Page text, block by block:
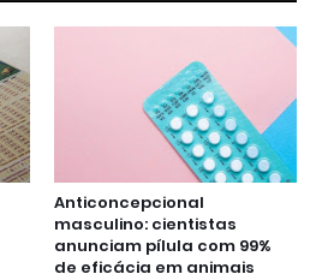
Anticoncepcional
masculino: cientistas
anunciam pílula com 99%
de eficácia em animais